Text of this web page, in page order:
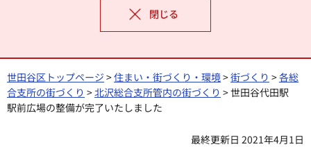
閉じる
世田谷区トップページ >住まい・街づくり・環境>街づくり >各総
合支所の街づくり >北沢総合支所管内の街づくり > 世田谷代田駅
駅前広場の整備が完了いたしました
最終更新日 2021年4月1日